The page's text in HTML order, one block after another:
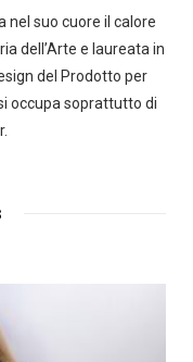
nel suo cuore il calore
dell’Arte e laureata in
del Prodotto per
occupa soprattutto di